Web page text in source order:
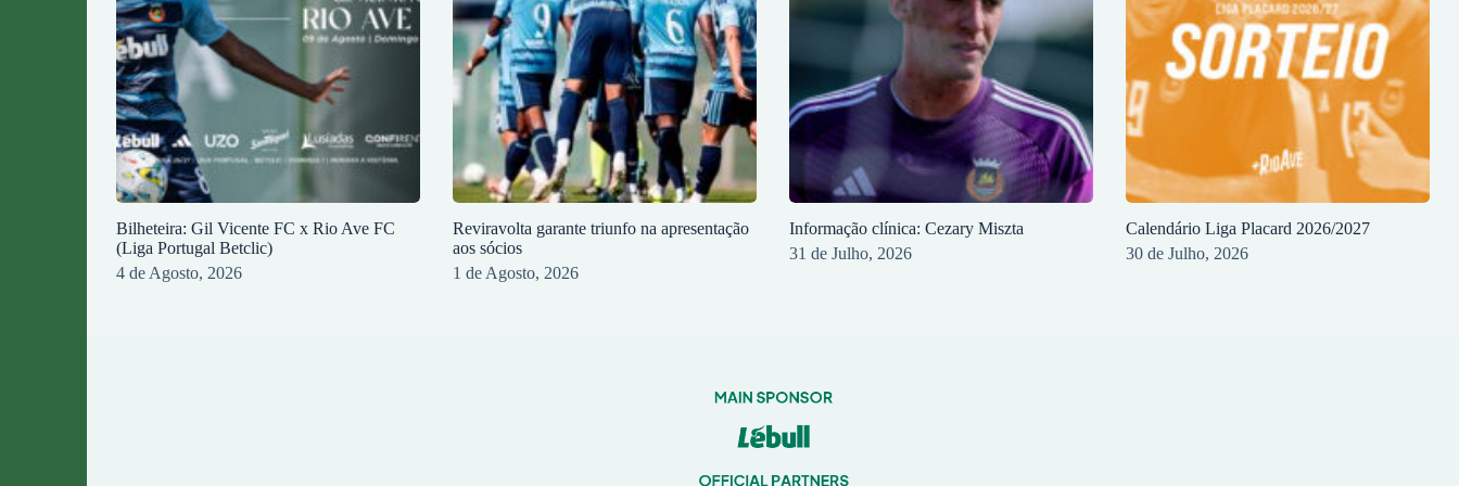
Bilheteira: Gil Vicente FC x Rio Ave FC
(Liga Portugal Betclic)
4 de Agosto, 2026
Reviravolta garante triunfo na apresentação
aos sócios
1 de Agosto, 2026
Informação clínica: Cezary Miszta
31 de Julho, 2026
Calendário Liga Placard 2026/2027
30 de Julho, 2026